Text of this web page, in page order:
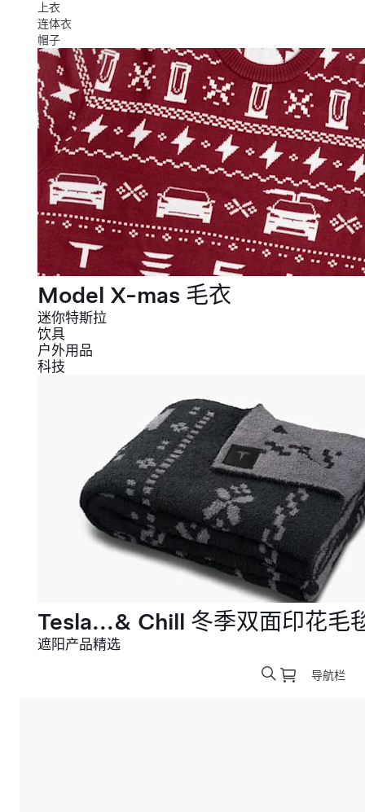
上衣
连体衣
帽子
Model X-mas 毛衣
迷你特斯拉
饮具
户外用品
科技
Tesla...& Chill 冬季双面印花毛
遮阳产品精选
导航栏